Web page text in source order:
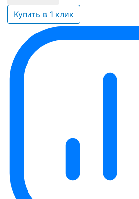
Купить в 1 клик